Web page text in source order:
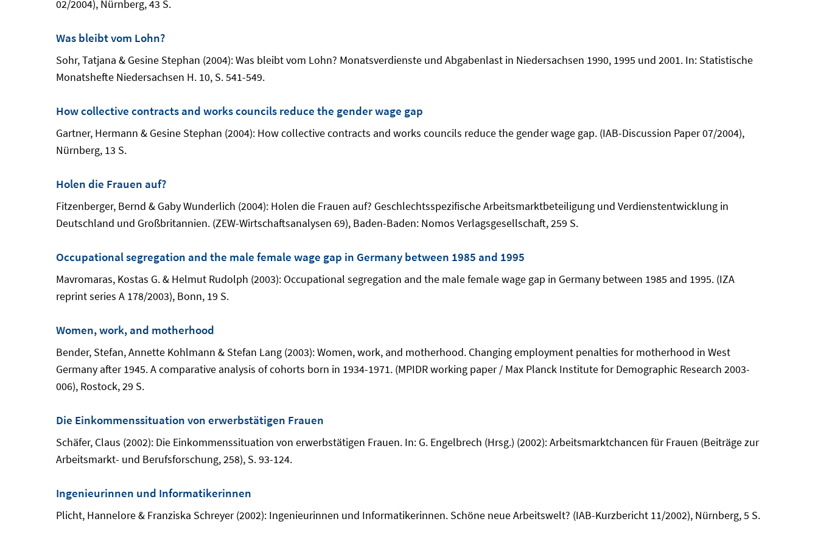
02/2004), Nürnberg, 43 S.
Was bleibt vom Lohn?
Sohr, Tatjana & Gesine Stephan (2004): Was bleibt vom Lohn? Monatsverdienste und Abgabenlast in Niedersachsen 1990, 1995 und 2001. In: Statistische
Monatshefte Niedersachsen H. 10, S. 541-549.
How collective contracts and works councils reduce the gender wage gap
Gartner, Hermann & Gesine Stephan (2004): How collective contracts and works councils reduce the gender wage gap. (IAB-Discussion Paper 07/2004),
Nürnberg, 13 S.
Holen die Frauen auf?
Fitzenberger, Bernd & Gaby Wunderlich (2004): Holen die Frauen auf? Geschlechtsspezifische Arbeitsmarktbeteiligung und Verdienstentwicklung in
Deutschland und Großbritannien. (ZEW-Wirtschaftsanalysen 69), Baden-Baden: Nomos Verlagsgesellschaft, 259 S.
Occupational segregation and the male female wage gap in Germany between 1985 and 1995
Mavromaras, Kostas G. & Helmut Rudolph (2003): Occupational segregation and the male female wage gap in Germany between 1985 and 1995. (IZA
reprint series A 178/2003), Bonn, 19 S.
Women, work, and motherhood
Bender, Stefan, Annette Kohlmann & Stefan Lang (2003): Women, work, and motherhood. Changing employment penalties for motherhood in West
Germany after 1945. A comparative analysis of cohorts born in 1934-1971. (MPIDR working paper / Max Planck Institute for Demographic Research 2003-
006), Rostock, 29 S.
Die Einkommenssituation von erwerbstätigen Frauen
Schäfer, Claus (2002): Die Einkommenssituation von erwerbstätigen Frauen. In: G. Engelbrech (Hrsg.) (2002): Arbeitsmarktchancen für Frauen (Beiträge zur
Arbeitsmarkt- und Berufsforschung, 258), S. 93-124.
Ingenieurinnen und Informatikerinnen
Plicht, Hannelore & Franziska Schreyer (2002): Ingenieurinnen und Informatikerinnen. Schöne neue Arbeitswelt? (IAB-Kurzbericht 11/2002), Nürnberg, 5 S.